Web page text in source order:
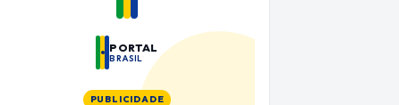
PORTAL
BRASIL
PUBLICIDADE